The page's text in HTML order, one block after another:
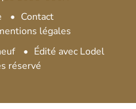
Contact
légales
Édité avec Lodel
réservé